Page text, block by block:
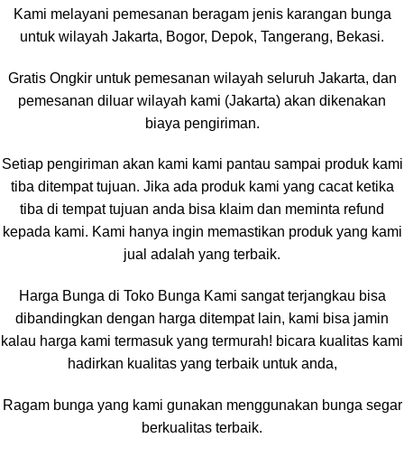
Kami melayani pemesanan beragam jenis karangan bunga
untuk wilayah Jakarta, Bogor, Depok, Tangerang, Bekasi.
Gratis Ongkir untuk pemesanan wilayah seluruh Jakarta, dan
pemesanan diluar wilayah kami (Jakarta) akan dikenakan
biaya pengiriman.
Setiap pengiriman akan kami kami pantau sampai produk kami
tiba ditempat tujuan. Jika ada produk kami yang cacat ketika
tiba di tempat tujuan anda bisa klaim dan meminta refund
kepada kami. Kami hanya ingin memastikan produk yang kami
jual adalah yang terbaik.
Harga Bunga di Toko Bunga Kami sangat terjangkau bisa
dibandingkan dengan harga ditempat lain, kami bisa jamin
kalau harga kami termasuk yang termurah! bicara kualitas kami
hadirkan kualitas yang terbaik untuk anda,
Ragam bunga yang kami gunakan menggunakan bunga segar
berkualitas terbaik.